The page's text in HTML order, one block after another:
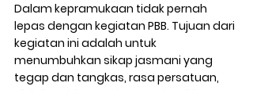
Dalam kepramukaan tidak pernah
lepas dengan kegiatan PBB. Tujuan dari
kegiatan ini adalah untuk
menumbuhkan sikap jasmani yang
tegap dan tangkas, rasa persatuan,